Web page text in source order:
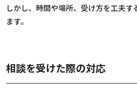
しかし、時間や場所、受け方を工夫
ます。
相談を受けた際の対応